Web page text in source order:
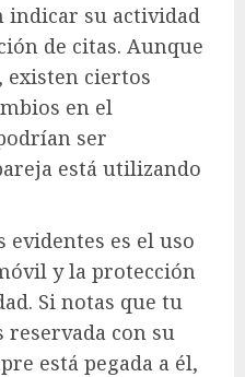
indicar su actividad
de citas. Aunque
existen ciertos
en el
ser
está utilizando
evidentes es el uso
y la protección
Si notas que tu
con su
está pegada a él,